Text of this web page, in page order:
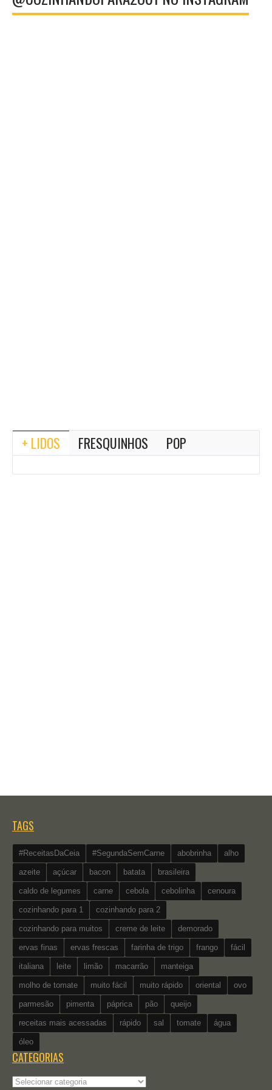
+ LIDOS FRESQUINHOS POP
TAGS
#ReceitasDaCeia #SegundaSemCarne abobrinha alho
azeite açúcar bacon batata brasileira
caldo de legumes carne cebola cebolinha cenoura
cozinhando para 1 cozinhando para 2
cozinhando para muitos creme de leite demorado
ervas finas ervas frescas farinha de trigo frango fácil
italiana leite limão macarrão manteiga
molho de tomate muito fácil muito rápido oriental ovo
parmesão pimenta páprica pão queijo
receitas mais acessadas rápido sal tomate água
óleo
CATEGORIAS
Categorias